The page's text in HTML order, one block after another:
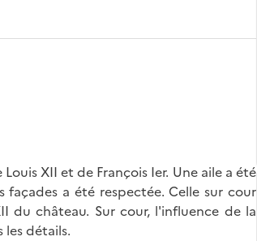
XII et de François Ier. Une aile a été
a été respectée. Celle sur cour
du château. Sur cour, l'influence de la
les détails.